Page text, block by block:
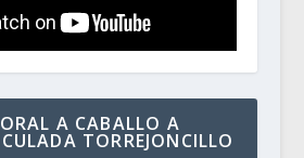
A CABALLO A
TORREJONCILLO